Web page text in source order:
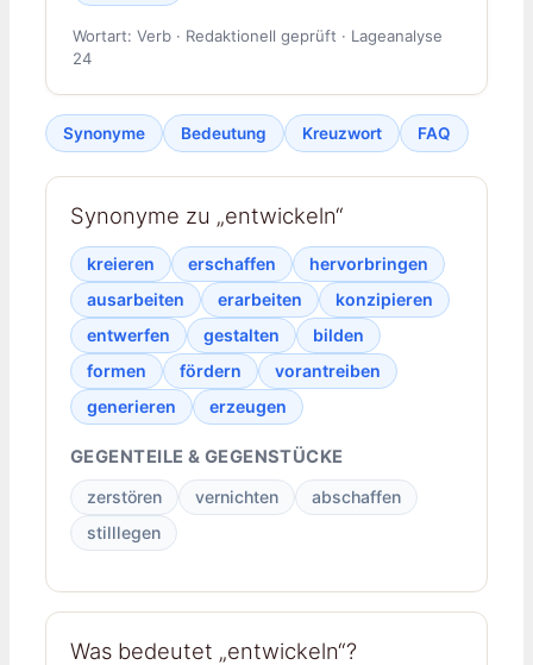
Wortart: Verb · Redaktionell geprüft · Lageanalyse
24
Synonyme Bedeutung Kreuzwort FAQ
Synonyme zu „entwickeln“
kreieren erschaffen
hervorbringen
ausarbeiten
erarbeiten
konzipieren
entwerfen
gestalten
bilden
formen
fördern
vorantreiben
generieren
erzeugen
GEGENTEILE & GEGENSTÜCKE
zerstören vernichten
abschaffen
stilllegen
Was bedeutet „entwickeln“?